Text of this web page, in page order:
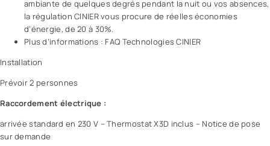
ambiante de quelques degrés pendant la nuit ou vos absences,
la régulation CINIER vous procure de réelles économies
d’énergie, de 20 à 30%.
Plus d’informations : FAQ Technologies CINIER
Installation
Prévoir 2 personnes
Raccordement électrique :
arrivée standard en 230 V – Thermostat X3D inclus – Notice de pose
sur demande